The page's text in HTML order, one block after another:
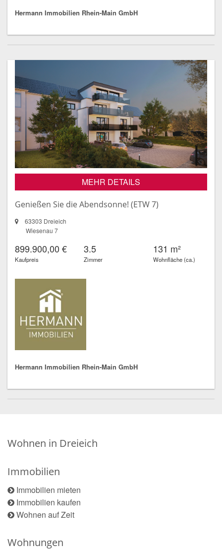
Hermann Immobilien Rhein-Main GmbH
MEHR DETAILS
Genießen Sie die Abendsonne! (ETW 7)
63303 Dreieich
Wiesenau 7
899.900,00 €
Kaufpreis
3.5
Zimmer
131 m²
Wohnfläche (ca.)
Hermann Immobilien Rhein-Main GmbH
Wohnen in Dreieich
Immobilien
Immobilien mieten
Immobilien kaufen
Wohnen auf Zeit
Wohnungen